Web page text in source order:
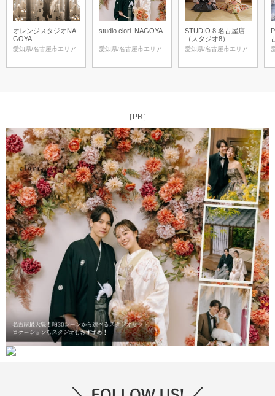
オレンジスタジオNA
GOYA
愛知県/名古屋市エリア
studio clori. NAGOYA
愛知県/名古屋市エリア
STUDIO 8 名古屋店
（スタジオ8）
愛知県/名古屋市エリア
［PR］